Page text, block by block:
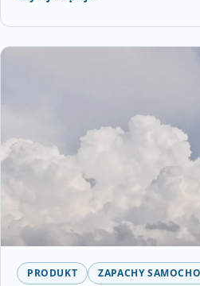
PRODUKT ZAPACHY